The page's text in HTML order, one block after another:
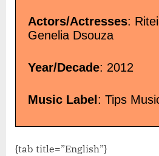
Actors/Actresses:
Genelia Dsouza
Year/Decade: 2012
Music Label : Tips
{tab title=”English”}